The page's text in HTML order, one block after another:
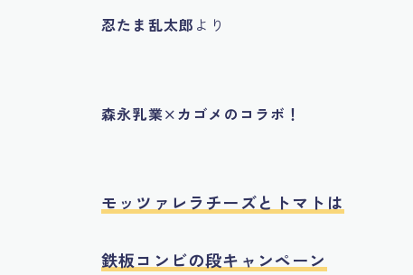
忍たま乱太郎 より
森永乳業×カゴメのコラボ！
モッツァレラチーズとトマトは
鉄板コンビの段キャンペーン